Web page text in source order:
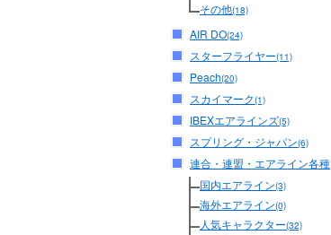
その他(18)
AIR DO(24)
スターフライヤー(11)
Peach(20)
スカイマーク(1)
IBEXエアラインズ(5)
スプリング・ジャパン(6)
連合・連盟・エアライン各種
国内エアライン(3)
海外エアライン(0)
人気キャラクター(32)